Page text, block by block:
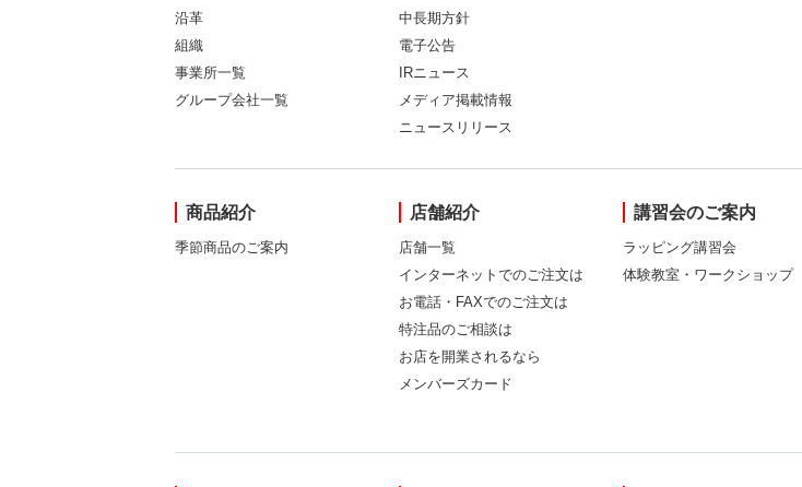
沿革
組織
事業所一覧
グループ会社一覧
中長期方針
電子公告
IRニュース
メディア掲載情報
ニュースリリース
商品紹介
季節商品のご案内
店舗紹介
店舗一覧
インターネットでのご注文は
お電話・FAXでのご注文は
特注品のご相談は
お店を開業されるなら
メンバーズカード
講習会のご案内
ラッピング講習会
体験教室・ワークショップ